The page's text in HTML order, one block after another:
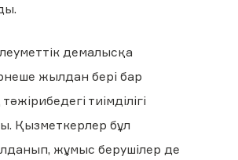
демалысқа
жылдан бері бар
тиімділігі
Қызметкерлер бұл
жұмыс берушілер де